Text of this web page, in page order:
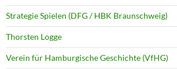
Strategie Spielen (DFG / HBK Braunschweig)
Thorsten Logge
Verein für Hamburgische Geschichte (VfHG)